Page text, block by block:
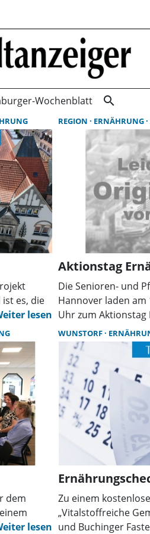
Wochenblatt search
es, die
zu
das
sind
REGION ERNÄHRUNG
Aktionstag
Die Senioren- und
Hannover laden am
Uhr zum
Mittagsverpflegung
vorstellen und
bis 15. Januar.
dem
WUNSTORF
Zu einem
„Vitalstoffreiche
und Buchinger